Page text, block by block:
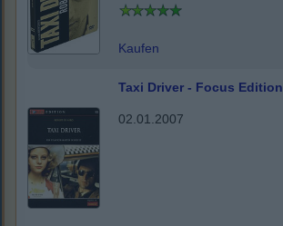
Kaufen
Taxi Driver - Focus Edition
02.01.2007